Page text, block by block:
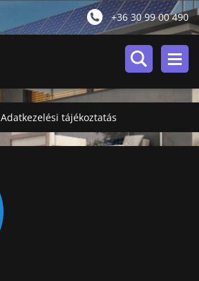
+36 30 99 00 490
Adatkezelési tájékoztatás